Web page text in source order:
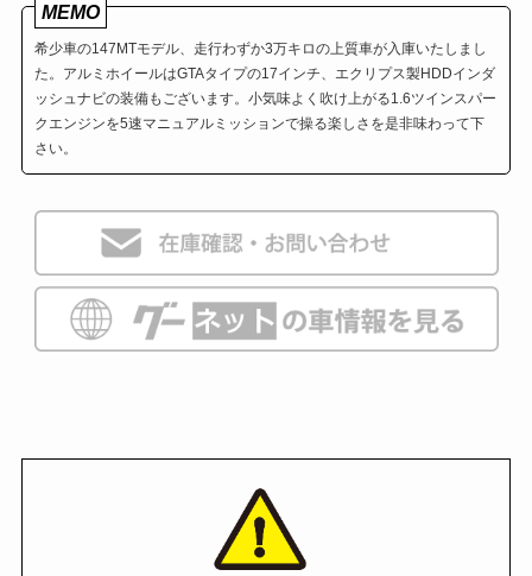
MEMO
希少車の147MTモデル、走行わずか3万キロの上質車が入庫いたしまし
た。アルミホイールはGTAタイプの17インチ、エクリプス製HDDインダ
ッシュナビの装備もございます。小気味よく吹け上がる1.6ツインスパー
クエンジンを5速マニュアルミッションで操る楽しさを是非味わって下
さい。